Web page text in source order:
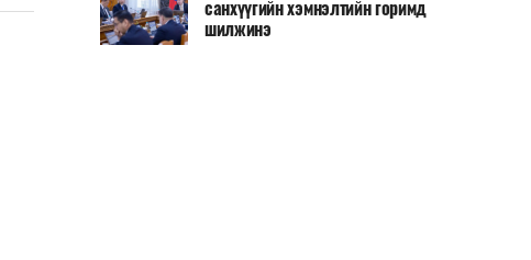
санхүүгийн хэмнэлтийн горимд
шилжинэ